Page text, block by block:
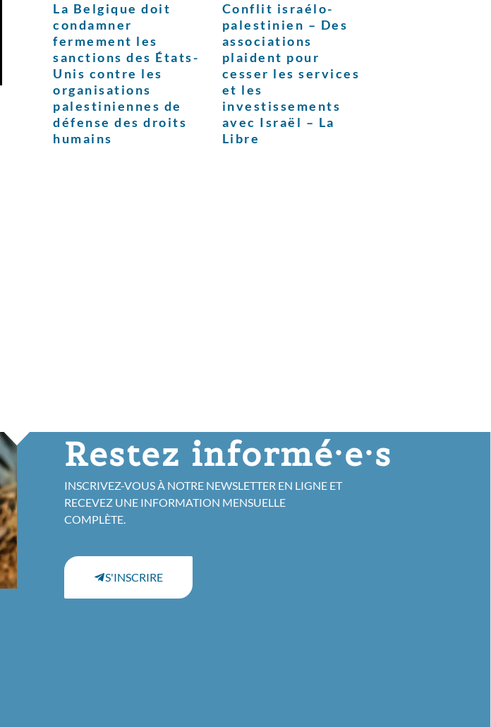
La Belgique doit
condamner
fermement les
sanctions des États-
Unis contre les
organisations
palestiniennes de
défense des droits
humains
Conflit israélo-
palestinien – Des
associations
plaident pour
cesser les services
et les
investissements
avec Israël – La
Libre
Restez informé·e·s
INSCRIVEZ-VOUS À NOTRE NEWSLETTER EN LIGNE ET
RECEVEZ UNE INFORMATION MENSUELLE
COMPLÈTE.
S'INSCRIRE